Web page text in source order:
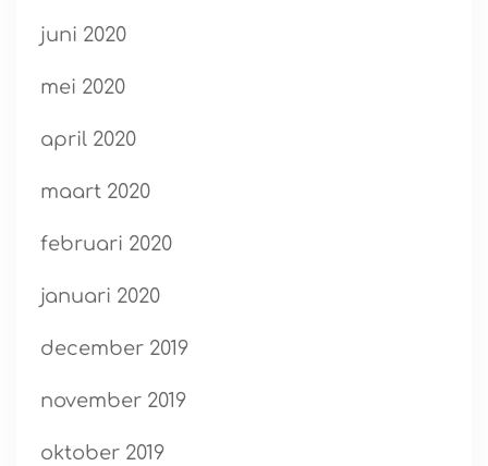
juni 2020
mei 2020
april 2020
maart 2020
februari 2020
januari 2020
december 2019
november 2019
oktober 2019